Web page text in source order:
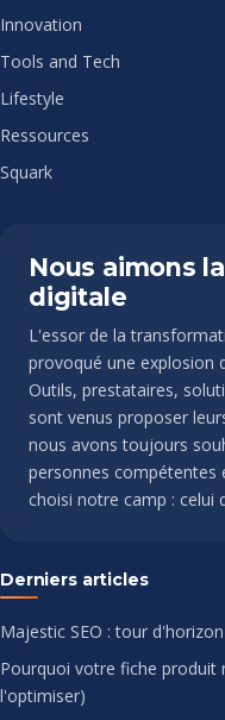
Innovation
Tools and Tech
Lifestyle
Ressources
Squark
Nous aimons
digitale
L'essor de la
provoqué une explosion
Outils, prestataires,
sont venus proposer
nous avons toujours
personnes compétentes
choisi notre camp : celui
Derniers articles
Majestic SEO : tour
Pourquoi votre fiche
l'optimiser)